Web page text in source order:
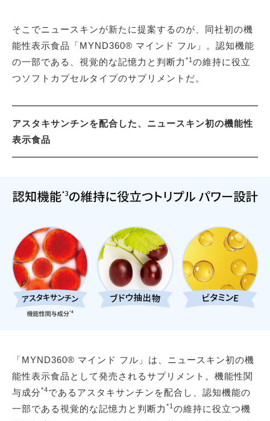
そこでニュースキンが新たに提案するのが、同社初の機
能性表示食品「MYND360® マインド フル」。認知機能
の一部である、視覚的な記憶力と判断力 *1 の維持に役立
つソフトカプセルタイプのサプリメントだ。
アスタキサンチンを配合した、ニュースキン初の機能性
表示食品
「MYND360® マインド フル」は、ニュースキン初の機
能性表示食品として発売されるサプリメント。機能性関
与成分*4であるアスタキサンチンを配合し、認知機能の
一部である視覚的な記憶力と判断力 *1 の維持に役立つ機